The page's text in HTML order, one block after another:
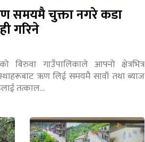
समयमै चुक्ता नगरे कडा
गरिने
बिरुवा गाउँपालिकाले आफ्नो क्षेत्रभित्र
ऋण लिई समयमै सावाँ तथा ब्याज
तत्काल…